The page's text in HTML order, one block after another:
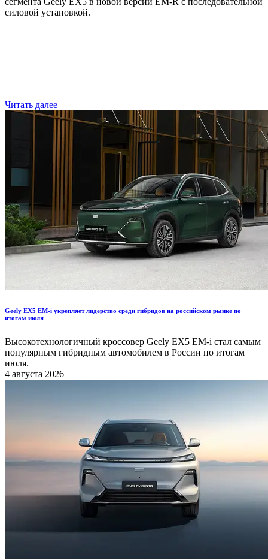
силовой установкой.
Читать далее
Geely EX5 EM-i укрепляет лидерство среди гибридов на российском рынке по
итогам июля
Высокотехнологичный кроссовер Geely EX5 EM-i стал самым
популярным гибридным автомобилем в России по итогам
июля.
4 августа 2026